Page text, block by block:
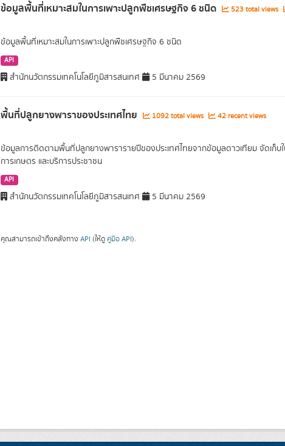
ข้อมูลพื้นที่เหมาะสมในการเพาะปลูกพืชเศรษฐกิจ 6 ชนิด 523 total views
ข้อมูลพื้นที่เหมาะสมในการเพาะปลูกพืชเศรษฐกิจ 6 ชนิด
API
สำนักนวัตกรรมเทคโนโลยีภูมิสารสนเทศ 5 มีนาคม 2569
พื้นที่ปลูกยางพาราของประเทศไทย 1092 total views 42 recent views
ข้อมูลการติดตามพื้นที่ปลูกยางพารารายปีของประเทศไทยจากข้อมูลดาวเทียม จัดเก็บ
การเกษตร และบริการประชาชน
API
สำนักนวัตกรรมเทคโนโลยีภูมิสารสนเทศ 5 มีนาคม 2569
คุณสามารถเข้าถึงคลังทาง API (ให้ดู คู่มือ API).